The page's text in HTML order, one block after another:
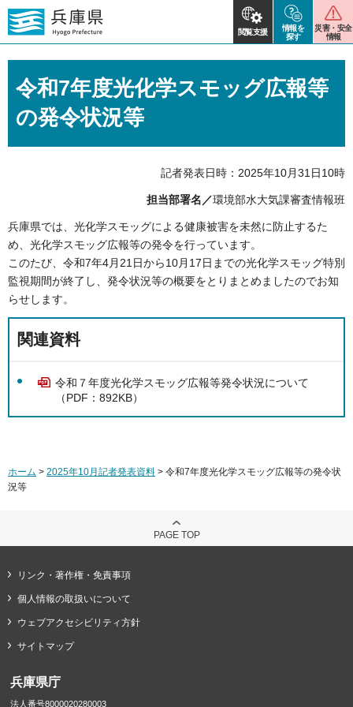
閲覧支援
情報を
探す
災害・安全
情報
令和7年度光化学スモッグ広報等
の発令状況等
記者発表日時：2025年10月31日10時
担当部署名／環境部水大気課審査情報班
兵庫県では、光化学スモッグによる健康被害を未然に防止するた
め、光化学スモッグ広報等の発令を行っています。
このたび、令和7年4月21日から10月17日までの光化学スモッグ特別
監視期間が終了し、発令状況等の概要をとりまとめましたのでお知
らせします。
関連資料
令和７年度光化学スモッグ広報等発令状況について
（PDF：892KB）
ホーム > 2025年10月記者発表資料 > 令和7年度光化学スモッグ広報等の発令状
況等
PAGE TOP
リンク・著作権・免責事項
個人情報の取扱いについて
ウェブアクセシビリティ方針
サイトマップ
兵庫県庁
法人番号8000020280003